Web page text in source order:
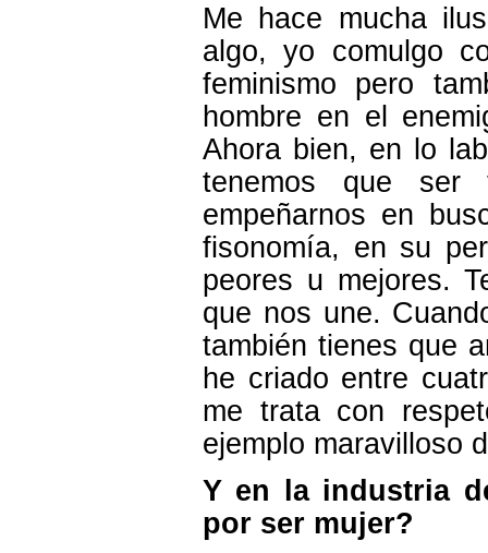
Me hace mucha
algo, yo comulgo
feminismo pero
hombre en el
Ahora bien, en lo
tenemos que ser
empeñarnos en
fisonomía, en su
peores u mejores.
que nos une.
también tienes que
he criado entre
me trata con
ejemplo maravilloso
Y en la industria
por ser mujer?